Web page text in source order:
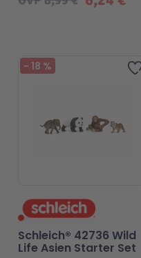
- 18 %
Schleich® 42736 Wild
Life Asien Starter Set